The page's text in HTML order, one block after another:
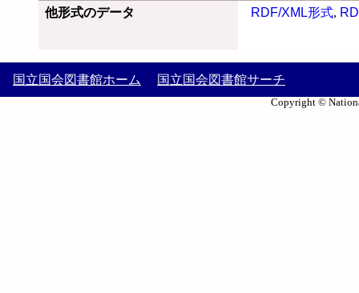
他形式のデータ RDF/XML形式,
国立国会図書館ホーム 国立国会図書館サーチ
Copyright ©